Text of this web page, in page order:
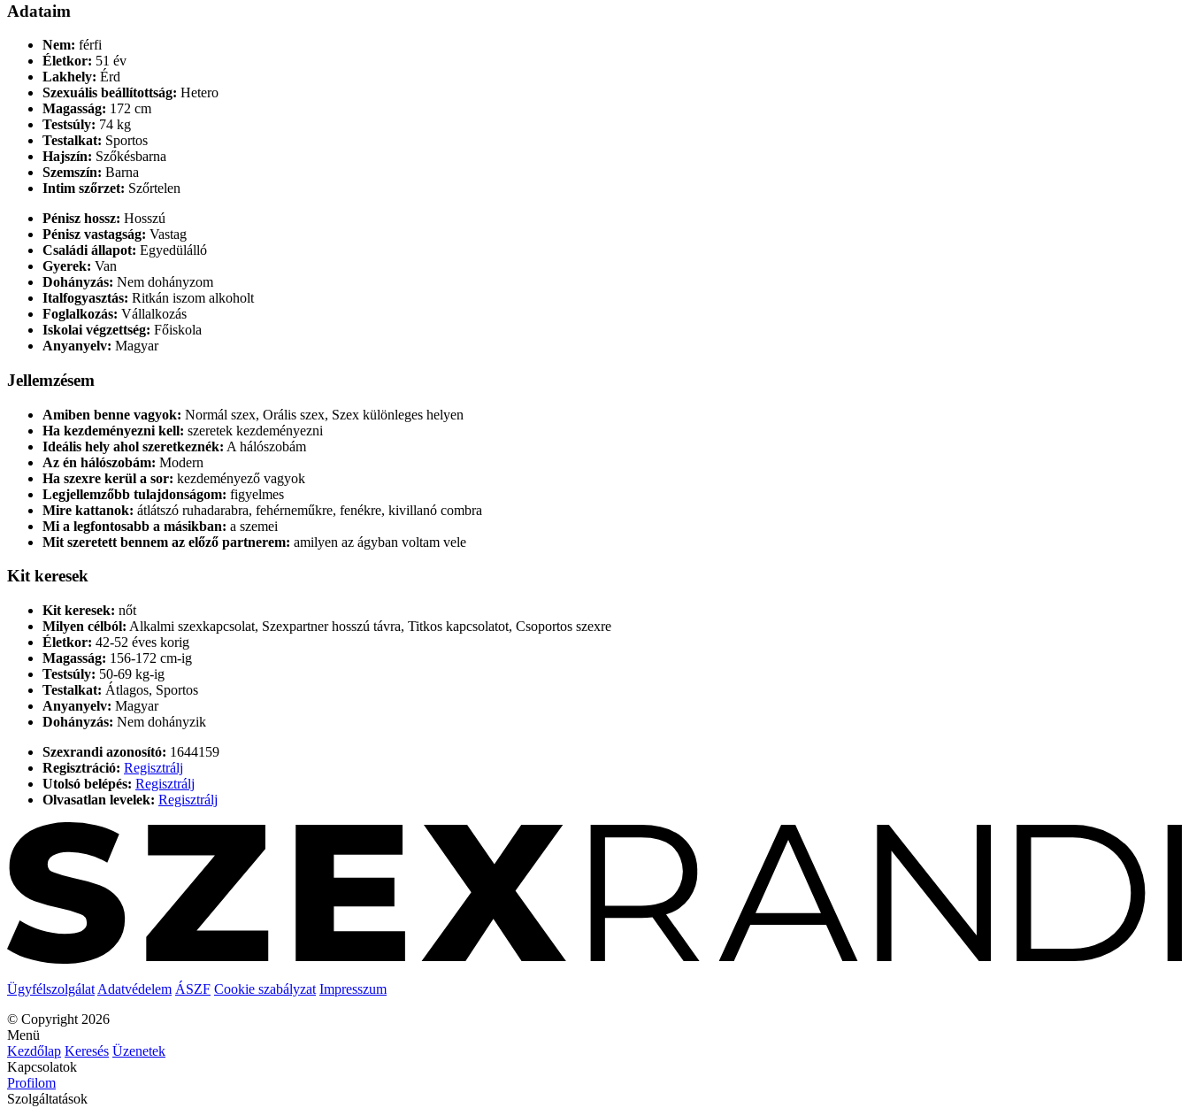
Adataim
Nem: férfi
Életkor: 51 év
Lakhely: Érd
Szexuális beállítottság: Hetero
Magasság: 172 cm
Testsúly: 74 kg
Testalkat: Sportos
Hajszín: Szőkésbarna
Szemszín: Barna
Intim szőrzet: Szőrtelen
Pénisz hossz: Hosszú
Pénisz vastagság: Vastag
Családi állapot: Egyedülálló
Gyerek: Van
Dohányzás: Nem dohányzom
Italfogyasztás: Ritkán iszom alkoholt
Foglalkozás: Vállalkozás
Iskolai végzettség: Főiskola
Anyanyelv: Magyar
Jellemzésem
Amiben benne vagyok: Normál szex, Orális szex, Szex különleges helyen
Ha kezdeményezni kell: szeretek kezdeményezni
Ideális hely ahol szeretkeznék: A hálószobám
Az én hálószobám: Modern
Ha szexre kerül a sor: kezdeményező vagyok
Legjellemzőbb tulajdonságom: figyelmes
Mire kattanok: átlátszó ruhadarabra, fehérneműkre, fenékre, kivillanó combra
Mi a legfontosabb a másikban: a szemei
Mit szeretett bennem az előző partnerem: amilyen az ágyban voltam vele
Kit keresek
Kit keresek: nőt
Milyen célból: Alkalmi szexkapcsolat, Szexpartner hosszú távra, Titkos kapcsolatot, Csoportos szexre
Életkor: 42-52 éves korig
Magasság: 156-172 cm-ig
Testsúly: 50-69 kg-ig
Testalkat: Átlagos, Sportos
Anyanyelv: Magyar
Dohányzás: Nem dohányzik
Szexrandi azonosító: 1644159
Regisztráció: Regisztrálj
Utolsó belépés: Regisztrálj
Olvasatlan levelek: Regisztrálj
Ügyfélszolgálat Adatvédelem ÁSZF Cookie szabályzat Impresszum
© Copyright 2026
Menü
Kezdőlap Keresés Üzenetek
Kapcsolatok
Profilom
Szolgáltatások